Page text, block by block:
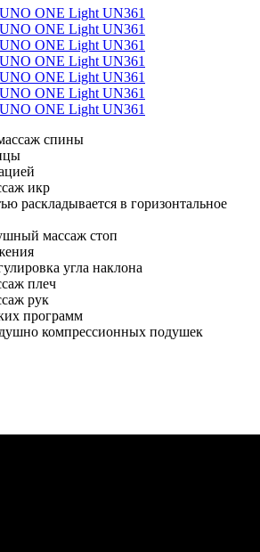
спины
икр
раскладывается в горизонтальное
массаж стоп
угла наклона
плеч
рук
программ
компрессионных подушек